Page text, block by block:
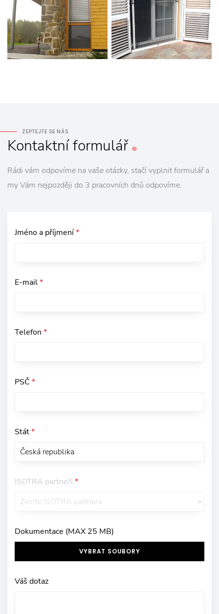
ZEPTEJTE SE NÁS
Kontaktníformulář
Rádi vám odpovíme na vaše otázky, stačí vyplnit formulář a
my Vám nejpozději do 3 pracovních dnů odpovíme.
Jméno a příjmení*
E-mail*
Telefon *
PSČ *
Stát*
ISOTRA partneři *
Dokumentace (MAX 25 MB)
VYBRAT SOUBORY
Váš dotaz